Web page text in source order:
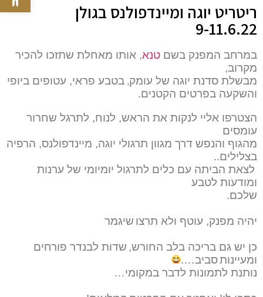
ריטריט יוגה ומיינדפולנס בגולן
9-11.6.22
במרחב המפנק בשם טנא
מקרוב,
מבשלת סדנת יוגה של עומק, בטבע פראי, עטופים ביופי
והשקעה בפרטים הקטנים.
עומסים
מהגוף והנפש דרך מגוון תרגולי יוגה, מיינדפולנס, הרפיה
בצלילים..
ומודעות לטבע
שלכם.
יהיה מפנק, עוטף ולא תרצו שיגמר
כן יש גם בריכה בלב החורש,
ומעיינותסביב….
נותנת לתמונות לדבר במקומי…